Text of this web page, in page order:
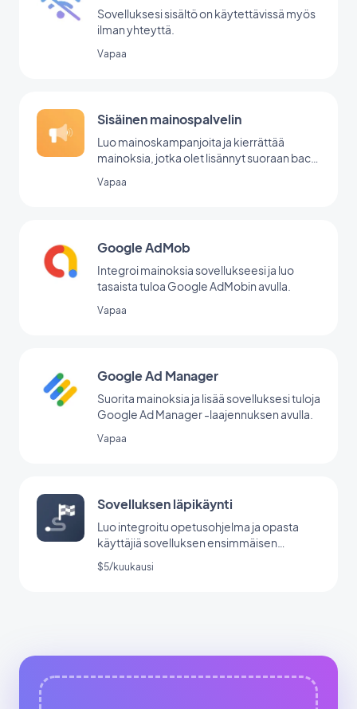
Sovelluksesi sisältö on käytettävissä myös
ilman yhteyttä.
Vapaa
Sisäinen mainospalvelin
Luo mainoskampanjoita ja kierrättää
mainoksia, jotka olet lisännyt suoraan back
Vapaa
Google AdMob
Integroi mainoksia sovellukseesi ja luo
tasaista tuloa Google AdMobin avulla.
Vapaa
Google Ad Manager
Suorita mainoksia ja lisää sovelluksesi tuloja
Google Ad Manager -laajennuksen avulla.
Vapaa
Sovelluksen läpikäynti
Luo integroitu opetusohjelma ja opasta
käyttäjiä sovelluksen ensimmäisen
käynnistyksen aikana.
$5/kuukausi